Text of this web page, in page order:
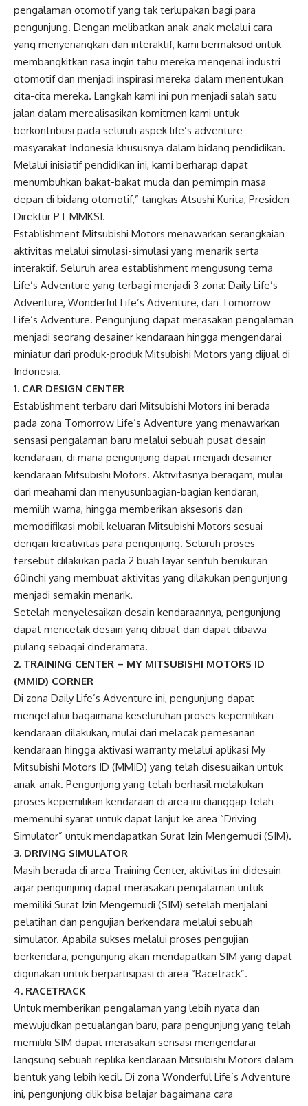
pengalaman otomotif yang tak terlupakan bagi para
pengunjung. Dengan melibatkan anak-anak melalui cara
yang menyenangkan dan interaktif, kami bermaksud untuk
membangkitkan rasa ingin tahu mereka mengenai industri
otomotif dan menjadi inspirasi mereka dalam menentukan
cita-cita mereka. Langkah kami ini pun menjadi salah satu
jalan dalam merealisasikan komitmen kami untuk
berkontribusi pada seluruh aspek life’s adventure
masyarakat Indonesia khususnya dalam bidang pendidikan.
Melalui inisiatif pendidikan ini, kami berharap dapat
menumbuhkan bakat-bakat muda dan pemimpin masa
depan di bidang otomotif,” tangkas Atsushi Kurita, Presiden
Direktur PT MMKSI.
Establishment Mitsubishi Motors menawarkan serangkaian
aktivitas melalui simulasi-simulasi yang menarik serta
interaktif. Seluruh area establishment mengusung tema
Life’s Adventure yang terbagi menjadi 3 zona: Daily Life’s
Adventure, Wonderful Life’s Adventure, dan Tomorrow
Life’s Adventure. Pengunjung dapat merasakan pengalaman
menjadi seorang desainer kendaraan hingga mengendarai
miniatur dari produk-produk Mitsubishi Motors yang dijual di
Indonesia.
1. CAR DESIGN CENTER
Establishment terbaru dari Mitsubishi Motors ini berada
pada zona Tomorrow Life’s Adventure yang menawarkan
sensasi pengalaman baru melalui sebuah pusat desain
kendaraan, di mana pengunjung dapat menjadi desainer
kendaraan Mitsubishi Motors. Aktivitasnya beragam, mulai
dari meahami dan menyusunbagian-bagian kendaran,
memilih warna, hingga memberikan aksesoris dan
memodifikasi mobil keluaran Mitsubishi Motors sesuai
dengan kreativitas para pengunjung. Seluruh proses
tersebut dilakukan pada 2 buah layar sentuh berukuran
60inchi yang membuat aktivitas yang dilakukan pengunjung
menjadi semakin menarik.
Setelah menyelesaikan desain kendaraannya, pengunjung
dapat mencetak desain yang dibuat dan dapat dibawa
pulang sebagai cinderamata.
2. TRAINING CENTER – MY MITSUBISHI MOTORS ID
(MMID) CORNER
Di zona Daily Life’s Adventure ini, pengunjung dapat
mengetahui bagaimana keseluruhan proses kepemilikan
kendaraan dilakukan, mulai dari melacak pemesanan
kendaraan hingga aktivasi warranty melalui aplikasi My
Mitsubishi Motors ID (MMID) yang telah disesuaikan untuk
anak-anak. Pengunjung yang telah berhasil melakukan
proses kepemilikan kendaraan di area ini dianggap telah
memenuhi syarat untuk dapat lanjut ke area “Driving
Simulator” untuk mendapatkan Surat Izin Mengemudi (SIM).
3. DRIVING SIMULATOR
Masih berada di area Training Center, aktivitas ini didesain
agar pengunjung dapat merasakan pengalaman untuk
memiliki Surat Izin Mengemudi (SIM) setelah menjalani
pelatihan dan pengujian berkendara melalui sebuah
simulator. Apabila sukses melalui proses pengujian
berkendara, pengunjung akan mendapatkan SIM yang dapat
digunakan untuk berpartisipasi di area “Racetrack”.
4. RACETRACK
Untuk memberikan pengalaman yang lebih nyata dan
mewujudkan petualangan baru, para pengunjung yang telah
memiliki SIM dapat merasakan sensasi mengendarai
langsung sebuah replika kendaraan Mitsubishi Motors dalam
bentuk yang lebih kecil. Di zona Wonderful Life’s Adventure
ini, pengunjung cilik bisa belajar bagaimana cara